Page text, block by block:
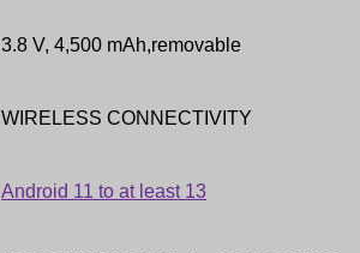
3.8 V, 4,500 mAh,removable
WIRELESS CONNECTIVITY
Android 11 to at least 13